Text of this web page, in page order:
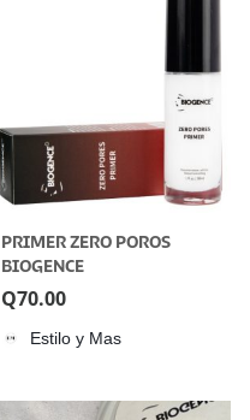
PRIMER ZERO POROS
BIOGENCE
Q70.00
Estilo y Mas